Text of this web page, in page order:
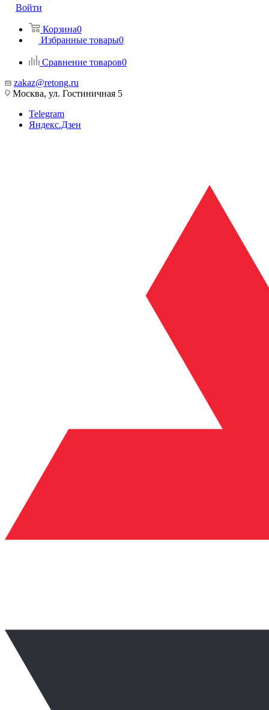
Войти
Корзина0
Избранные товары0
Сравнение товаров0
zakaz@retong.ru
Москва, ул. Гостиничная 5
Telegram
Яндекс.Дзен